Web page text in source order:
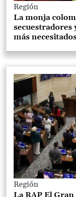
Región
La monja
secuestradores
más
Región
La RAP El